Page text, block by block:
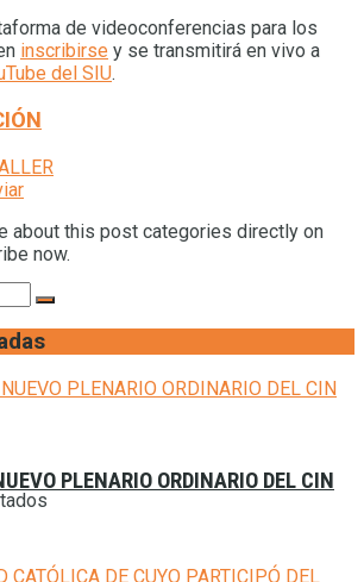
de videoconferencias para los
inscribirse y se transmitirá en vivo a
del SIU.
about this post categories directly on
now.
PLENARIO ORDINARIO DEL CIN